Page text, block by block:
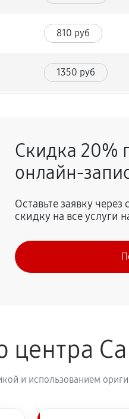
810 руб
1350 руб
1620 руб
Скидка 20%
онлайн-
Оставьте заявку
скидку на все услуги
и использованием